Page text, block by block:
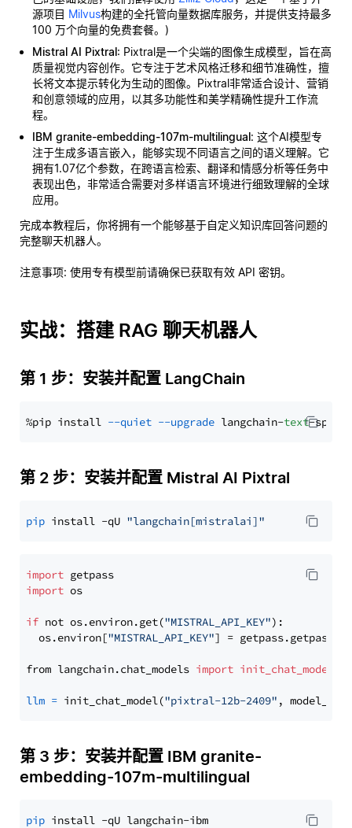
源项目 Milvus构建的全托管向量数据库服务，并提供支持最多
100 万个向量的免费套餐。)
Mistral AI Pixtral: Pixtral是一个尖端的图像生成模型，旨在高
质量视觉内容创作。它专注于艺术风格迁移和细节准确性，擅
长将文本提示转化为生动的图像。Pixtral非常适合设计、营销
和创意领域的应用，以其多功能性和美学精确性提升工作流
程。
IBM granite-embedding-107m-multilingual: 这个AI模型专
注于生成多语言嵌入，能够实现不同语言之间的语义理解。它
拥有1.07亿个参数，在跨语言检索、翻译和情感分析等任务中
表现出色，非常适合需要对多样语言环境进行细致理解的全球
应用。
完成本教程后，你将拥有一个能够基于自定义知识库回答问题的
完整聊天机器人。
注意事项: 使用专有模型前请确保已获取有效 API 密钥。
实战：搭建 RAG 聊天机器人
第 1 步：安装并配置 LangChain
%pip install --quiet --upgrade langchain-text
第 2 步：安装并配置 Mistral AI Pixtral
pip install -qU "langchain[mistralai]"
import
import os
if not os.environ.get("MISTRAL_API_KEY"):
  os.environ[
"MISTRAL_API_KEY"] = getpass.getpass(
from langchain.chat_models import init_chat_model
llm = init_chat_model("pixtral-12b-2409" ,
第 3 步：安装并配置 IBM granite-
embedding-107m-multilingual
pip